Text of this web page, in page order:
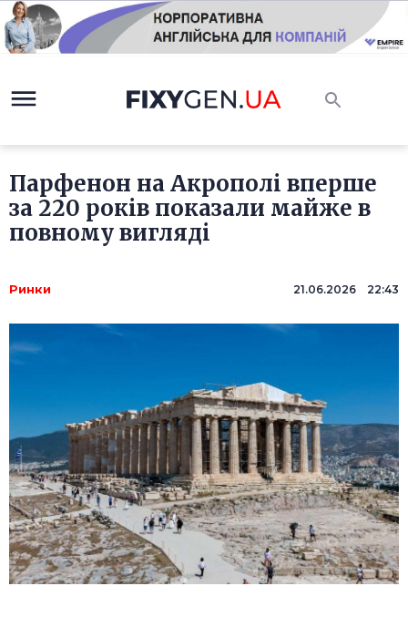
Парфенон на Акрополі вперше
за 220 років показали майже в
повному вигляді
Ринки 21.06.2026 22:43